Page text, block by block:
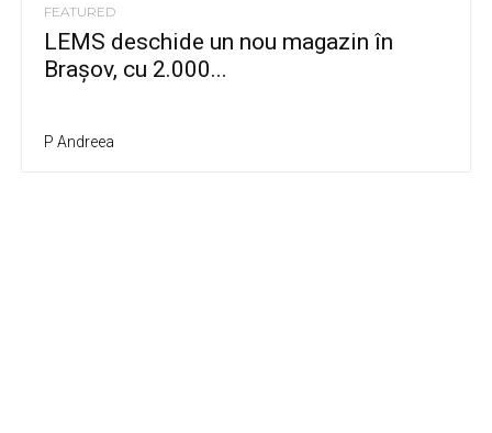
FEATURED
LEMS deschide un nou magazin în
Brașov, cu 2.000...
P Andreea